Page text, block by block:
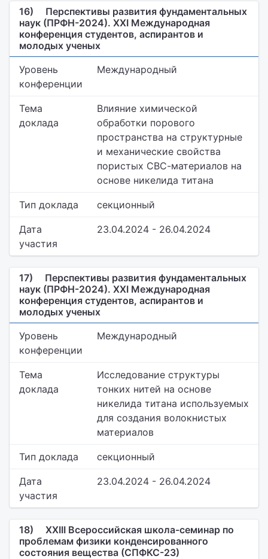
16)
Перспективы развития фундаментальных
наук (ПРФН-2024). XXI Международная
конференция студентов, аспирантов и
молодых ученых
Уровень
конференции
Международный
Тема
доклада
Влияние химической
обработки порового
пространства на структурные
и механические свойства
пористых СВС-материалов на
основе никелида титана
Тип доклада секционный
Дата
участия
23.04.2024 - 26.04.2024
17)
Перспективы развития фундаментальных
наук (ПРФН-2024). XXI Международная
конференция студентов, аспирантов и
молодых ученых
Уровень
конференции
Международный
Тема
доклада
Исследование структуры
тонких нитей на основе
никелида титана используемых
для создания волокнистых
материалов
Тип доклада секционный
Дата
участия
23.04.2024 - 26.04.2024
18)
XXIII Всероссийская школа-семинар по
проблемам физики конденсированного
состояния вещества (СПФКС-23)